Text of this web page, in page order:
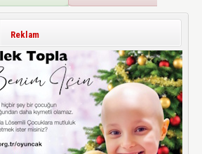
Reklam